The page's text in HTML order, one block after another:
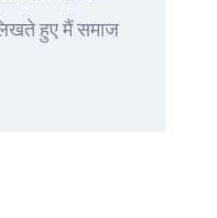
हुए मैं समाज